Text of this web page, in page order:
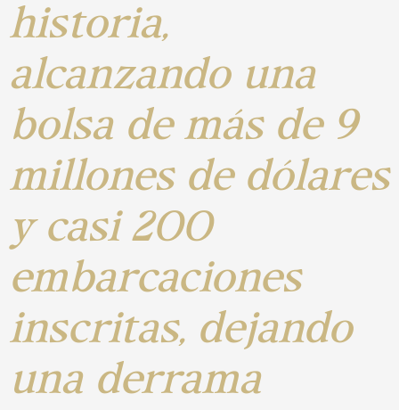
historia,
alcanzando una
bolsa de más de 9
millones de dólares
y casi 200
embarcaciones
inscritas, dejando
una derrama